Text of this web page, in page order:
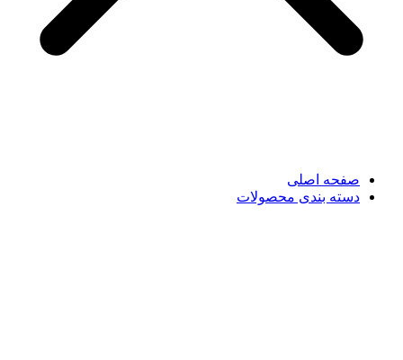
صفحه اصلی
دسته بندی محصولات